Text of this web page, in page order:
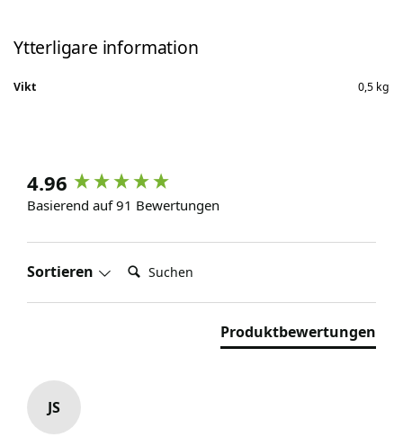
Ytterligare information
Vikt 0,5 kg
4.96
Basierend auf 91 Bewertungen
Sortieren Suchen:
Produktbewertungen
JS